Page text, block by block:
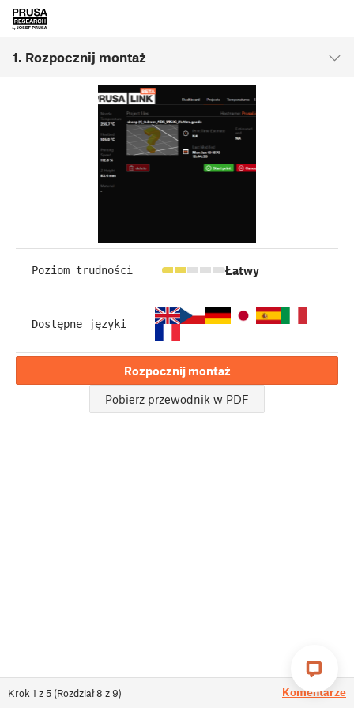
1. Rozpocznij montaż
Krok 1 z 5 (Rozdział8 z9) Komentarze
Poziom trudności Łatwy
Dostępne języki
Rozpocznij montaż
Pobierz przewodnik w PDF